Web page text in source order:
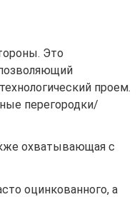
Это
проем.
перегородки/
охватывающая с
оцинкованного, а